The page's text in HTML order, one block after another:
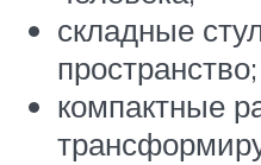
складные
пространство;
компактные